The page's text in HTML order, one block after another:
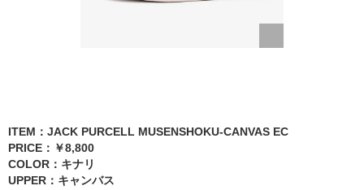
ITEM：JACK PURCELL MUSENSHOKU-CANVAS EC
PRICE：￥8,800
COLOR：キナリ
UPPER：キャンバス